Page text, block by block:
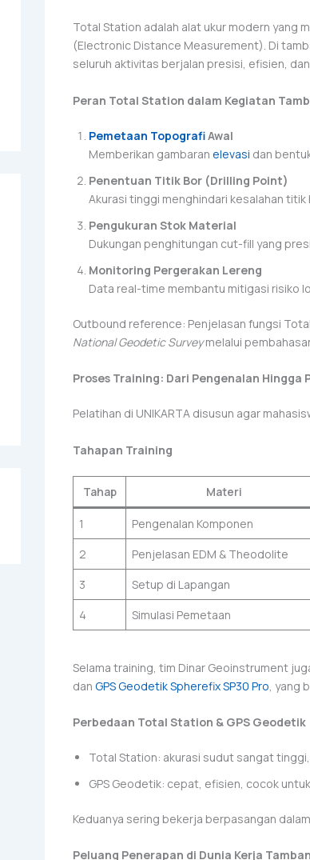
Total Station adalah alat ukur modern yang
(Electronic Distance Measurement). Di
seluruh aktivitas berjalan presisi, efisien, dan
Peran Total Station dalam Kegiatan
Pemetaan TopografiAwal
Memberikan gambaran elevasi dan
Penentuan Titik Bor (Drilling Point)
Akurasi tinggi menghindari kesalahan
Pengukuran Stok Material
Dukungan penghitungan cut-fill yang
Monitoring Pergerakan Lereng
Data real-time membantu mitigasi risiko
Outbound reference: Penjelasan fungsi
National Geodetic Surveymelalui
Proses Training: Dari Pengenalan Hingga
Pelatihan di UNIKARTA disusun agar
Tahapan Training
Tahap Materi
1 Pengenalan Komponen
2
Penjelasan EDM & Theodolite
3
Setup di Lapangan
4
Simulasi Pemetaan
Selama training, tim Dinar Geoinstrument
dan GPS Geodetik Spherefix SP30 Pro , yang
Perbedaan Total Station & GPS Geodetik
Total Station: akurasi sudut sangat
GPS Geodetik: cepat, efisien, cocok
Keduanya sering bekerja berpasangan
Peluang Penerapan di Dunia Kerja